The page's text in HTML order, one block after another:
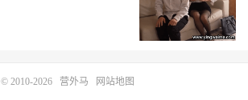
© 2010-2026 营外马 网站地图